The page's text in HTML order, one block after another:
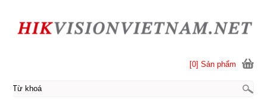
[0] Sản phẩm